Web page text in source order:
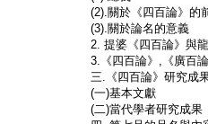
(2).關於《四百論》的
(3).關於論名的意義
2. 提婆《四百論》與
3.《四百論》,《廣百
三.《四百論》研究成
(一)基本文獻
(二)當代學者研究成果